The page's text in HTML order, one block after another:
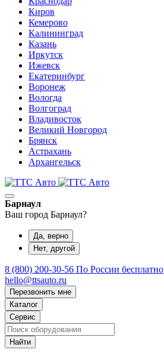
Киров
Кемерово
Калининград
Казань
Иркутск
Ижевск
Екатеринбург
Воронеж
Вологда
Волгоград
Владивосток
Великий Новгород
Брянск
Астрахань
Архангельск
Барнаул
Ваш город Барнаул?
Да, верно
Нет, другой
8 (800) 200-30-56 По России бесплатно
hello@ttsauto.ru
Перезвонить мне
Каталог
Сервис